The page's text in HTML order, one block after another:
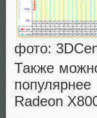
фото:
Также
Radeon